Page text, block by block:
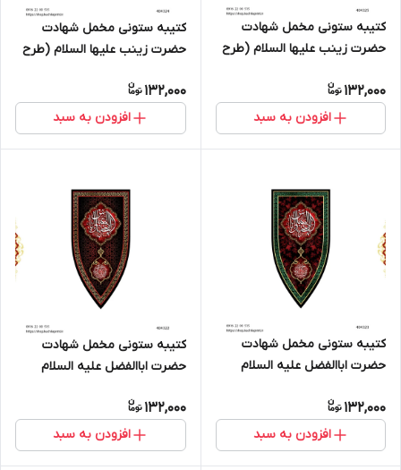
کتیبه ستونی مخمل شهادت
حضرت زینب علیها السلام (طرح
132,000
افزودن به سبد
کتیبه ستونی مخمل شهادت
حضرت زینب علیها السلام (طرح
132,000
افزودن به سبد
کتیبه ستونی مخمل شهادت
حضرت اباالفضل علیه السلام
132,000
افزودن به سبد
کتیبه ستونی مخمل شهادت
حضرت اباالفضل علیه السلام
132,000
افزودن به سبد